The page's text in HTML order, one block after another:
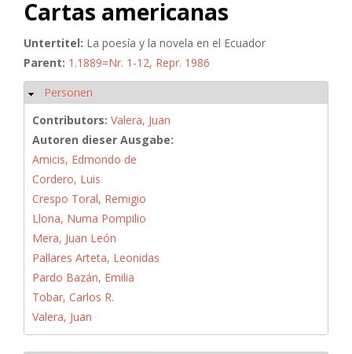
Cartas americanas
Untertitel: La poesía y la novela en el Ecuador
Parent: 1.1889=Nr. 1-12, Repr. 1986
Hide
Personen
Contributors: Valera, Juan
Autoren dieser Ausgabe:
Amicis, Edmondo de
Cordero, Luis
Crespo Toral, Remigio
Llona, Numa Pompilio
Mera, Juan León
Pallares Arteta, Leonidas
Pardo Bazán, Emilia
Tobar, Carlos R.
Valera, Juan